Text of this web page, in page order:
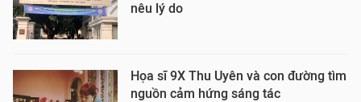
nêu lý do
Họa sĩ 9X Thu Uyên và con đường tìm
nguồn cảm hứng sáng tác